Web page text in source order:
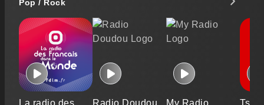
Pop / Rock
La radio des
Radio Doudou My Radio